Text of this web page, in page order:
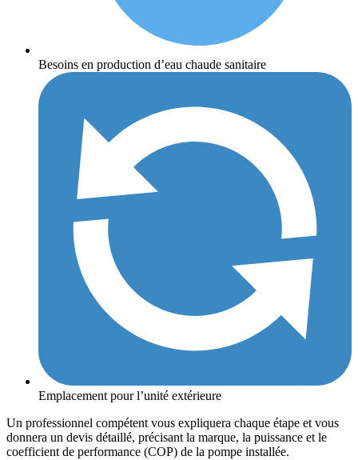
Besoins en production d’eau chaude sanitaire
Emplacement pour l’unité extérieure
Un professionnel compétent vous expliquera chaque étape et vous
donnera un devis détaillé, précisant la marque, la puissance et le
coefficient de performance (COP) de la pompe installée.